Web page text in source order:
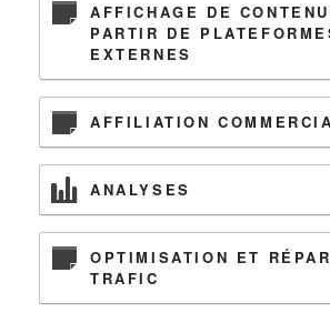
AFFICHAGE DE
PARTIR DE
EXTERNES
AFFILIATION
ANALYSES
OPTIMISATION ET
TRAFIC